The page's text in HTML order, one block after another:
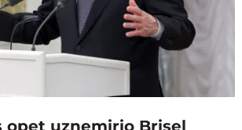
opet uznemirio Brisel